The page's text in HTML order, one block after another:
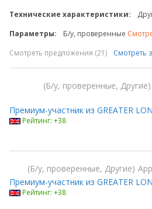
Технические характеристики:
Параметры:
Б/у, проверенные
Смотреть предложения (21)
Смотреть
Б/у, проверенные, Другие
Премиум-участник из GREATER
Рейтинг: +38
Б/у, проверенные, Другие
Премиум-участник из GREATER
Рейтинг: +38